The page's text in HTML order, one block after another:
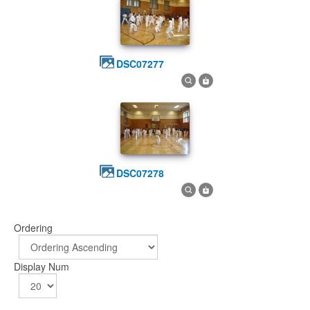
DSC07277
DSC07278
Ordering
Display Num